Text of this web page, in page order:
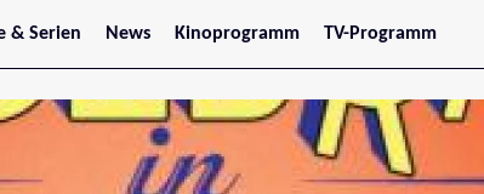
& Serien News
Stars
Kinoprogramm
Jetzt im Kino
Wien
Niederösterreich
Oberösterreich
Steiermark
TV-Programm